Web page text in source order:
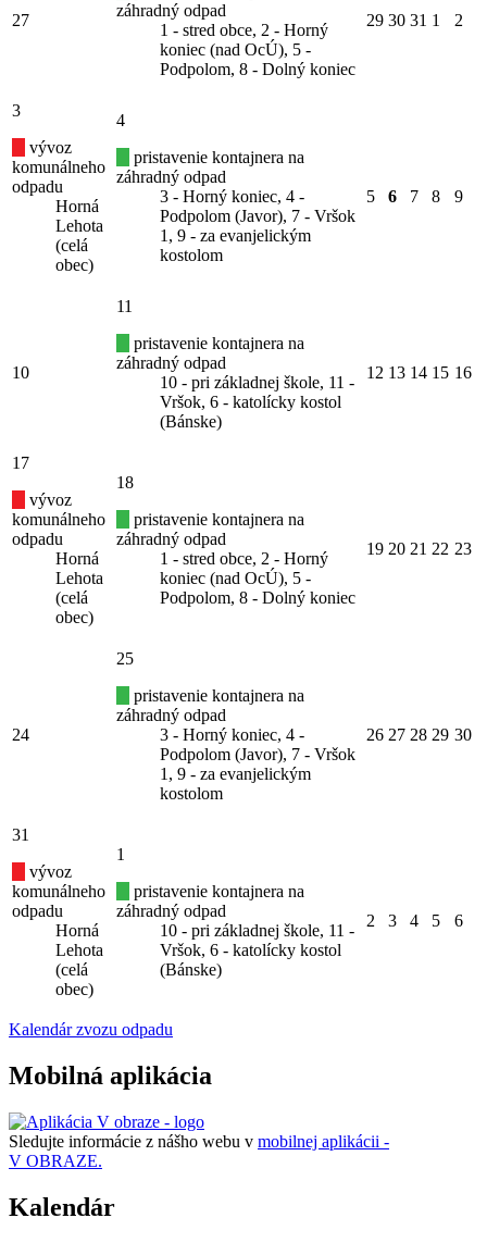
27
záhradný odpad
1 - stred obce, 2 - Horný
koniec (nad OcÚ), 5 -
Podpolom, 8 - Dolný koniec
29 30 31 1 2
3
vývoz
komunálneho
odpadu
Horná
Lehota
(celá
obec)
4
pristavenie kontajnera na
záhradný odpad
3 - Horný koniec, 4 -
Podpolom (Javor), 7 - Vršok
1, 9 - za evanjelickým
kostolom
5 6 7 8 9
10
11
pristavenie kontajnera na
záhradný odpad
10 - pri základnej škole, 11 -
Vršok, 6 - katolícky kostol
(Bánske)
12 13 14 15 16
17
vývoz
komunálneho
odpadu
Horná
Lehota
(celá
obec)
18
pristavenie kontajnera na
záhradný odpad
1 - stred obce, 2 - Horný
koniec (nad OcÚ), 5 -
Podpolom, 8 - Dolný koniec
19 20 21 22 23
24
25
pristavenie kontajnera na
záhradný odpad
3 - Horný koniec, 4 -
Podpolom (Javor), 7 - Vršok
1, 9 - za evanjelickým
kostolom
26 27 28 29 30
31
vývoz
komunálneho
odpadu
Horná
Lehota
(celá
obec)
1
pristavenie kontajnera na
záhradný odpad
10 - pri základnej škole, 11 -
Vršok, 6 - katolícky kostol
(Bánske)
2 3 4 5 6
Kalendár zvozu odpadu
Mobilná aplikácia
Sledujte informácie z nášho webu v mobilnej aplikácii -
V OBRAZE.
Kalendár